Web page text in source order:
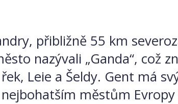
přibližně 55 km
nazývali „Ganda“, což
Leie a Šeldy. Gent má
městům